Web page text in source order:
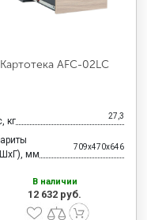
Картотека AFC-02LC
кг 27,3
мм
709x470x646
В наличии
12 632 руб.